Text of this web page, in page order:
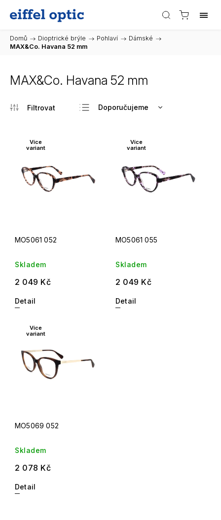
Domů / Dioptrické brýle / Pohlaví / Dámské /
MAX&Co. Havana 52 mm
MAX&Co. Havana 52 mm
Doporučujeme
Nejdražší
Abecedně
Více
variant
MO5061 052
Skladem
2 049 Kč
Detail
Více
variant
MO5061 055
Skladem
2 049 Kč
Detail
Více
variant
MO5069 052
Skladem
2 078 Kč
Detail